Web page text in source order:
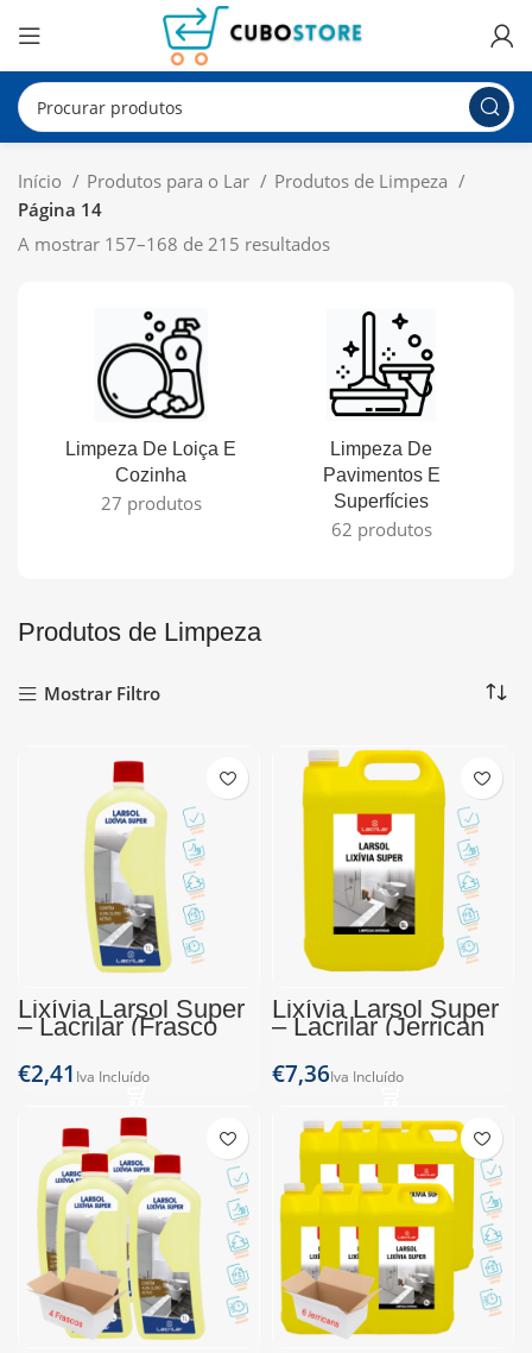
Início Produtos para o Lar
Produtos de Limpeza
Página 14
A mostrar 157–168 de 215 resultados
Limpeza De Loiça E
Cozinha
27 produtos
Limpeza De
Pavimentos E
Superfícies
62 produtos
Produtos de Limpeza
Mostrar Filtro
Lixívia Larsol Super
– Lacrilar (Frasco
1L)
€
Lixívia Larsol Super
– Lacrilar (Jerrican
5L)
€